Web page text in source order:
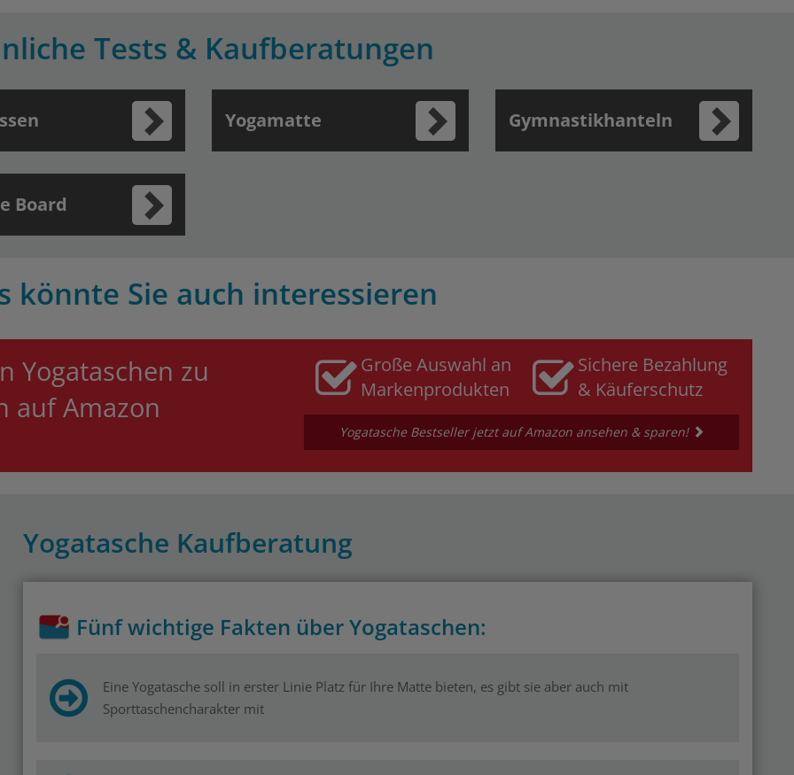
Tests & Kaufberatungen
Yogamatte Gymnastikhanteln
Board
könnte Sie auch interessieren
Yogataschen zu
auf Amazon
Große Auswahl an
Markenprodukten
Sichere Bezahlung
& Käuferschutz
Yogatasche Bestseller jetzt auf Amazon ansehen & sparen!
Yogatasche Kaufberatung
Fünf wichtige Fakten über Yogataschen:
Eine Yogatasche soll in erster Linie Platz für Ihre Matte bieten, es gibt sie aber auch mit
Sporttaschencharakter mit